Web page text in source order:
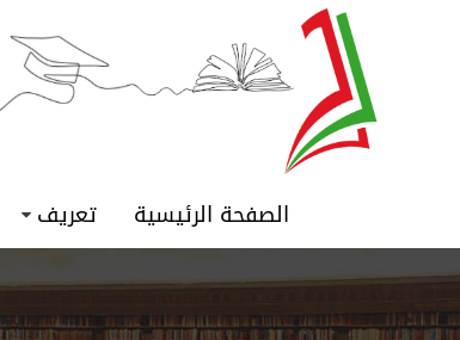
الصفحة الرئيسية تعريف